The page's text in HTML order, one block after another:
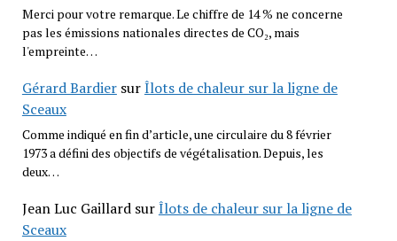
Merci pour votre remarque. Le chiffre de 14 % ne concerne
pas les émissions nationales directes de CO₂, mais
l'empreinte…
Gérard BardiersurÎlots de chaleur sur la ligne de
Sceaux
Comme indiqué en fin d’article, une circulaire du 8 février
1973 a défini des objectifs de végétalisation. Depuis, les
deux…
Jean Luc GaillardsurÎlots de chaleur sur la ligne de
Sceaux